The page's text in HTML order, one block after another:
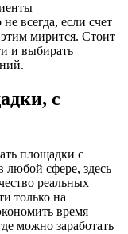
всегда, если счет
мирится. Стоит
и выбирать
с
площадки с
сфере, здесь
реальных
только на
время
можно заработать